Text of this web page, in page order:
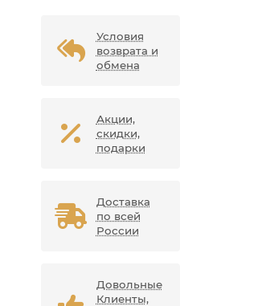
Условия
возврата и
обмена
Акции,
скидки,
подарки
Доставка
по всей
России
Довольные
Клиенты,